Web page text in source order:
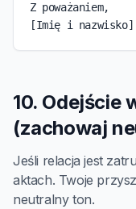
Z poważaniem,
[Imię i nazwisko]
10. Odejście
(zachowaj
Jeśli relacja jest
aktach. Twoje
neutralny ton.